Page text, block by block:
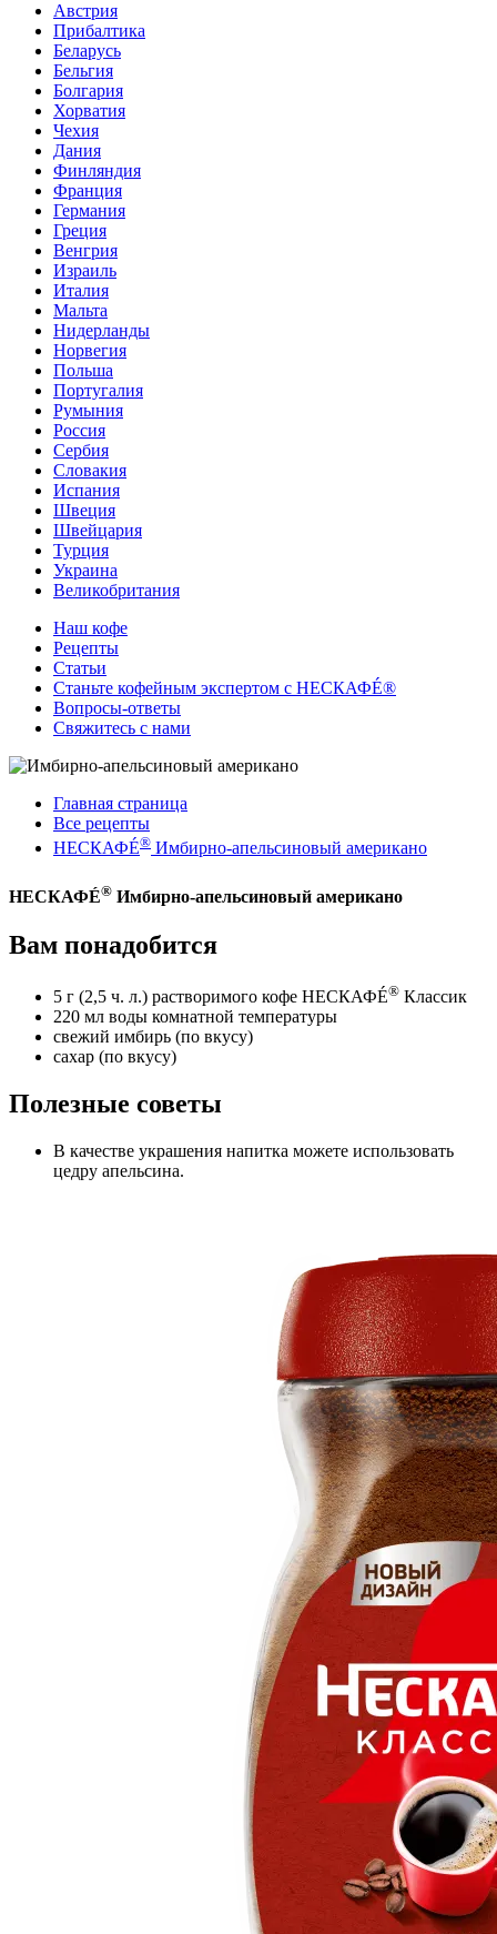
Австрия
Прибалтика
Беларусь
Бельгия
Болгария
Хорватия
Чехия
Дания
Финляндия
Франция
Германия
Греция
Венгрия
Израиль
Италия
Мальта
Нидерланды
Норвегия
Польша
Португалия
Румыния
Россия
Сербия
Словакия
Испания
Швеция
Швейцария
Турция
Украина
Великобритания
Наш кофе
Рецепты
Cтатьи
Станьте кофейным экспертом с НЕСКАФÉ®
Вопросы-ответы
Свяжитесь с нами
Главная страница
Все рецепты
НЕСКАФÉ® Имбирно-апельсиновый американо
НЕСКАФÉ® Имбирно-апельсиновый американо
Вам понадобится
5 г (2,5 ч. л.) растворимого кофе НЕСКАФÉ® Классик
220 мл воды комнатной температуры
свежий имбирь (по вкусу)
сахар (по вкусу)
Полезные советы
В качестве украшения напитка можете использовать
цедру апельсина.